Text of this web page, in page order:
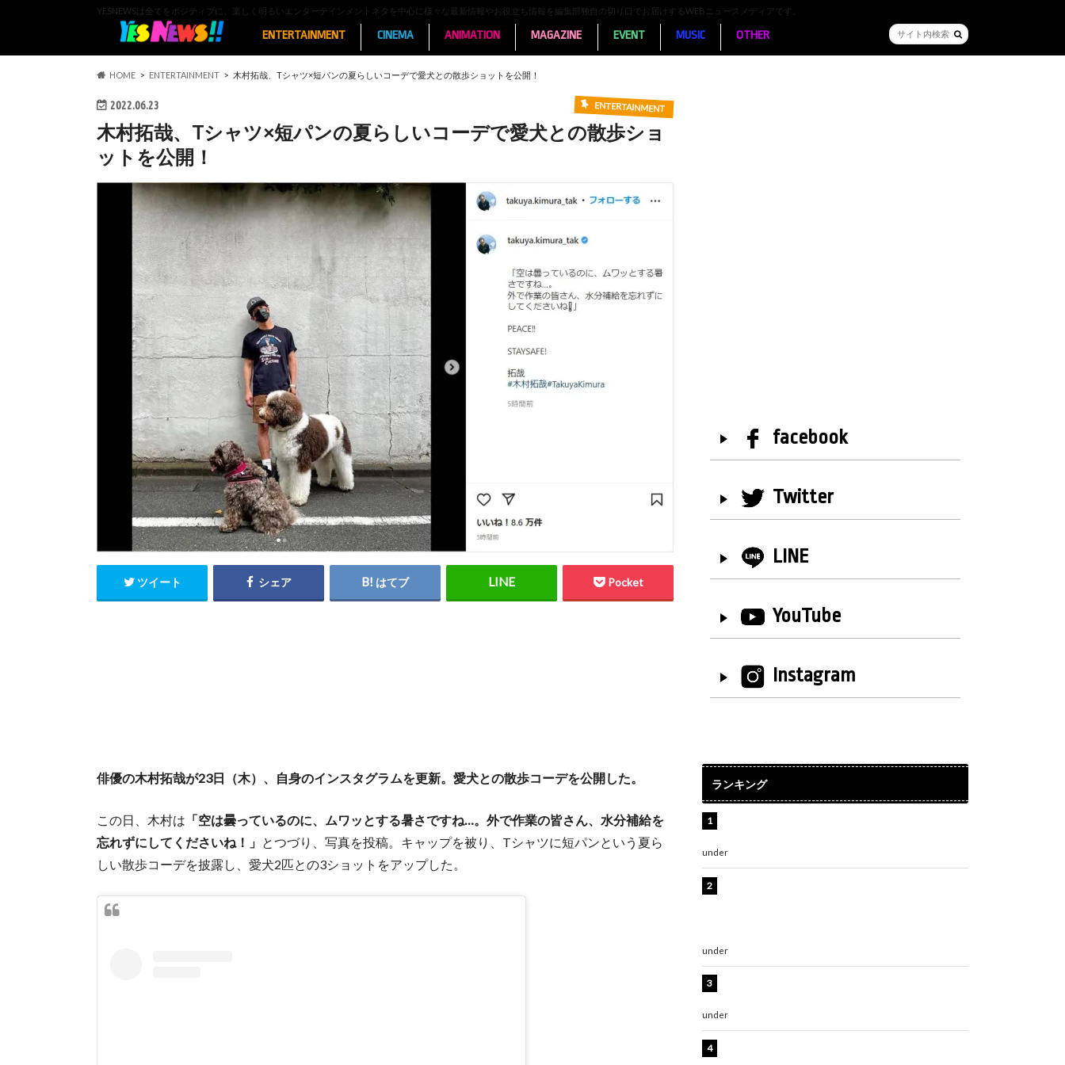
YESNEWSは全てをポジティブに、楽しく明るいエンターテインメントネタを中心に様々な最新情報やお役立ち情報を編集部独自の切り口でお届けするWEBニュースメディアです。
ENTERTAINMENT CINEMA ANIMATION MAGAZINE EVENT MUSIC OTHER
HOME ENTERTAINMENT 木村拓哉、Tシャツ×短パンの夏らしいコーデで愛犬との散歩ショットを公開！
2022.06.23 ENTERTAINMENT
木村拓哉、Tシャツ×短パンの夏らしいコーデで愛犬との散歩ショ
ットを公開！
ツイート シェア はてブ Pocket
俳優の木村拓哉が23日（木）、自身のインスタグラムを更新。愛犬との散歩コーデを公開した。
この日、木村は 「空は曇っているのに、ムワッとする暑さですね…。外で作業の皆さん、水分補給を
忘れずにしてくださいね！」 とつづり、写真を投稿。キャップを被り、Tシャツに短パンという夏ら
しい散歩コーデを披露し、愛犬2匹との3ショットをアップした。
facebook
Twitter
LINE
YouTube
Instagram
ランキング
under
under
under